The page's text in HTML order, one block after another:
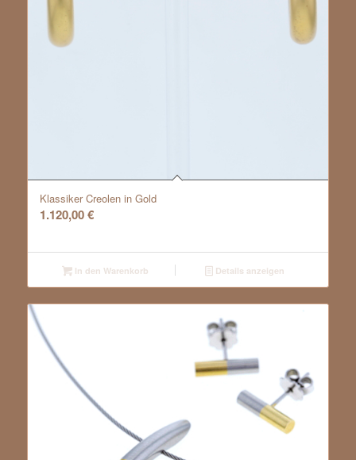
Klassiker Creolen in Gold
1.120,00€
In den Warenkorb Details anzeigen